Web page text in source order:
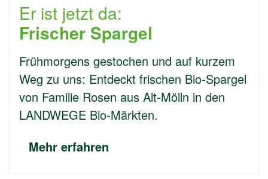
Er ist jetzt da:
Frischer Spargel
Frühmorgens gestochen und auf kurzem
Weg zu uns: Entdeckt frischen Bio-Spargel
von Familie Rosen aus Alt-Mölln in den
LANDWEGE Bio-Märkten.
Mehr erfahren